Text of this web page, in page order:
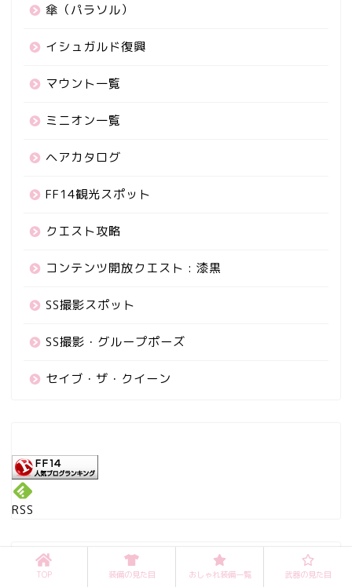
傘（パラソル）
イシュガルド復興
マウント一覧
ミニオン一覧
ヘアカタログ
FF14観光スポット
クエスト攻略
コンテンツ開放クエスト : 漆黒
SS撮影スポット
SS撮影・グループポーズ
セイブ・ザ・クイーン
RSS
＼Pick Up／
TOP 装備の見た目 おしゃれ装備一覧 武器の見た目